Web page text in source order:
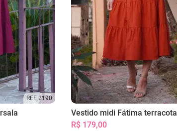
REF 2190
Vestido midi Fátima terracota
R$ 179,00